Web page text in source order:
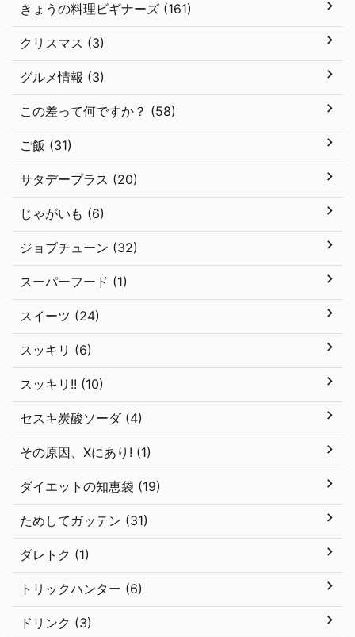
きょうの料理ビギナーズ (161)
クリスマス (3)
グルメ情報 (3)
この差って何ですか？ (58)
ご飯 (31)
サタデープラス (20)
じゃがいも (6)
ジョブチューン (32)
スーパーフード (1)
スイーツ (24)
スッキリ (6)
スッキリ!! (10)
セスキ炭酸ソーダ (4)
その原因、Xにあり! (1)
ダイエットの知恵袋 (19)
ためしてガッテン (31)
ダレトク (1)
トリックハンター (6)
ドリンク (3)